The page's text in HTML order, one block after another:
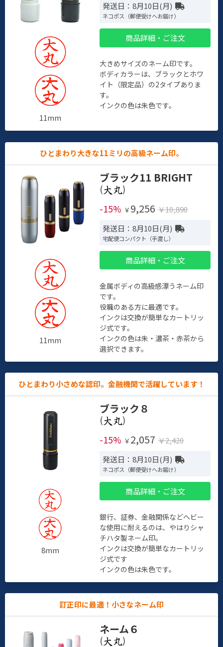
11mm
発送日：8月10日(月)
ネコポス（郵便受けへお届け）
商品詳細・ご注文
大きめサイズのネーム印です。
ボディカラーは、ブラックとホワ
イト（限定品）の2タイプありま
す。
インクの色は朱色です。
ひとまわり大きな11ミリの高級ネーム印。
11mm
ブラック11 BRIGHT
(
)
-15% ￥ 9,256 ￥10,890
発送日：8月10日(月)
宅配便コンパクト（手渡し）
商品詳細・ご注文
金属ボディの高級感漂うネーム印
です。
役職のある方に最適です。
インクは交換が簡単なカートリッ
ジ式です。
インクの色は朱・濃茶・赤茶から
選択できます。
ひとまわり小さめな認印。金融機関で活躍しています！
8mm
ブラック８
(
)
-15% ￥ 2,057 ￥2,420
発送日：8月10日(月)
ネコポス（郵便受けへお届け）
商品詳細・ご注文
銀行、証券、金融関係などヘビー
な使用に耐えるのは、やはりシャ
チハタ製ネーム印。
インクは交換が簡単なカートリッ
ジ式です
インクの色は朱色です。
訂正印に最適！小さなネーム印
ネーム６
(
)